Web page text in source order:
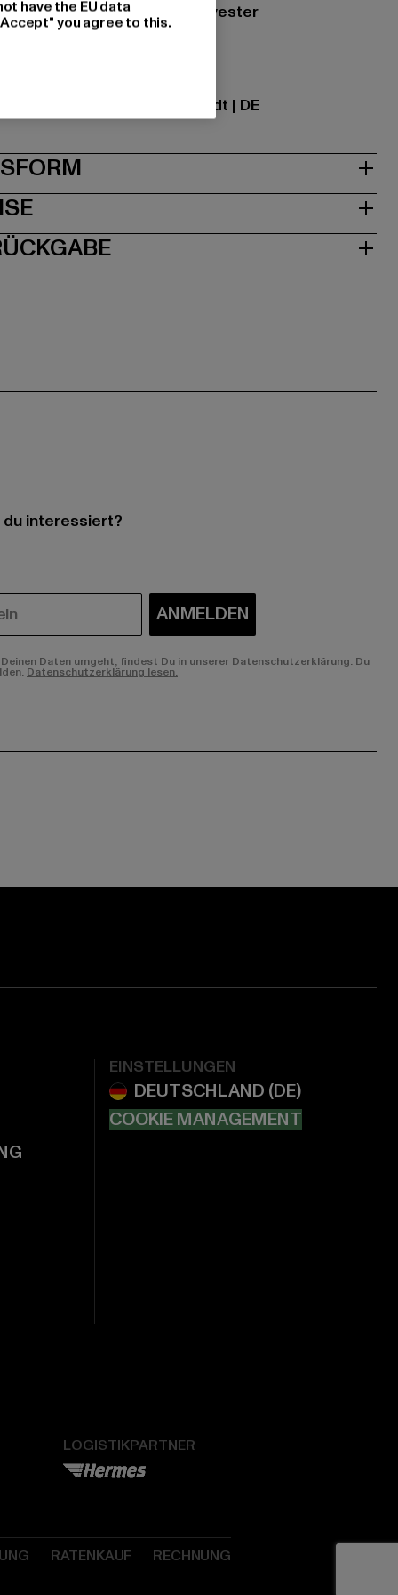
100% Nylon, 100% Polyester
GmbH |
7 | 64372 Ober-Ramstadt | DE
PASSFORM
interessiert?
ANMELDEN
Daten umgeht, findest Du in unserer Datenschutzerklärung. Du
Datenschutzerklärung lesen.
EINSTELLUNGEN
COOKIE MANAGEMENT
LOGISTIKPARTNER
RATENKAUF RECHNUNG
have the EU data
you agree to this.